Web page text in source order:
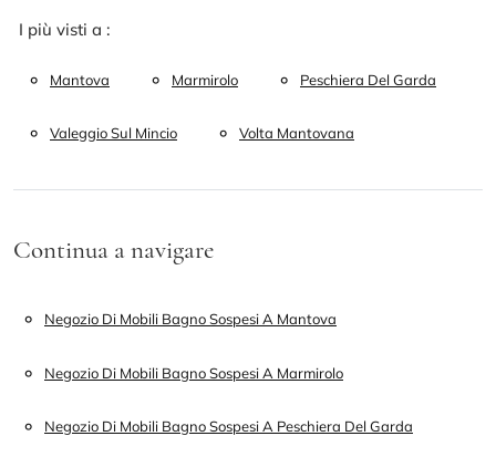
I più visti a :
Mantova Marmirolo Peschiera Del Garda
Valeggio Sul Mincio Volta Mantovana
Continua a navigare
Negozio Di Mobili Bagno Sospesi A Mantova
Negozio Di Mobili Bagno Sospesi A Marmirolo
Negozio Di Mobili Bagno Sospesi A Peschiera Del Garda